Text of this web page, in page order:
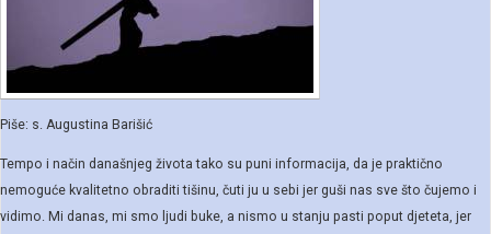
Piše: s. Augustina Barišić
Tempo i način današnjeg života tako su puni informacija, da je praktično
nemoguće kvalitetno obraditi tišinu, čuti ju u sebi jer guši nas sve što čujemo i
vidimo. Mi danas, mi smo ljudi buke, a nismo u stanju pasti poput djeteta, jer